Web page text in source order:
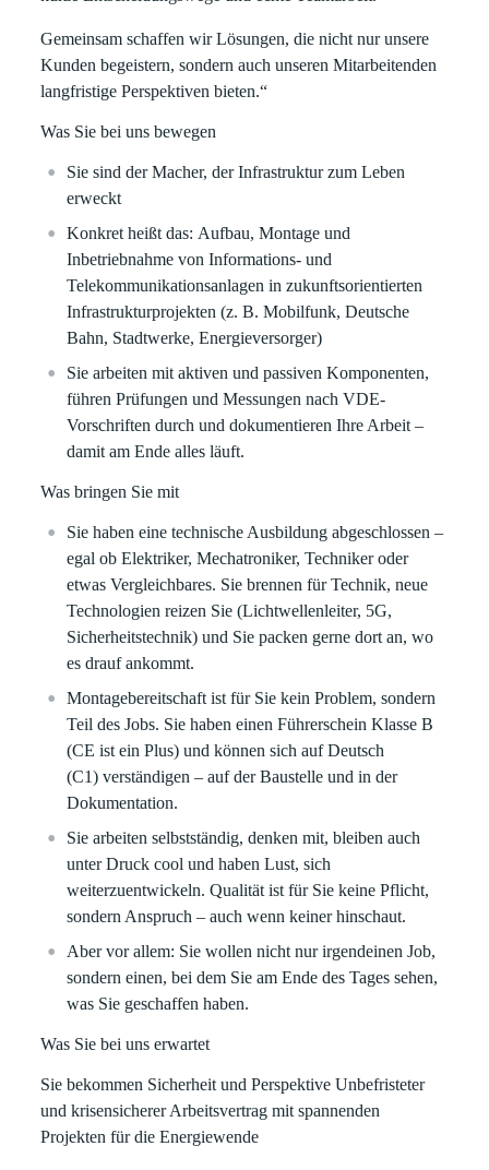
Gemeinsam schaffen wir Lösungen, die nicht nur unsere
Kunden begeistern, sondern auch unseren Mitarbeitenden
langfristige Perspektiven bieten.“
Was Sie bei uns bewegen
Sie sind der Macher, der Infrastruktur zum Leben
erweckt
Konkret heißt das: Aufbau, Montage und
Inbetriebnahme von Informations- und
Telekommunikationsanlagen in zukunftsorientierten
Infrastrukturprojekten (z. B. Mobilfunk, Deutsche
Bahn, Stadtwerke, Energieversorger)
Sie arbeiten mit aktiven und passiven Komponenten,
führen Prüfungen und Messungen nach VDE-
Vorschriften durch und dokumentieren Ihre Arbeit –
damit am Ende alles läuft.
Was bringen Sie mit
Sie haben eine technische Ausbildung abgeschlossen –
egal ob Elektriker, Mechatroniker, Techniker oder
etwas Vergleichbares. Sie brennen für Technik, neue
Technologien reizen Sie (Lichtwellenleiter, 5G,
Sicherheitstechnik) und Sie packen gerne dort an, wo
es drauf ankommt.
Montagebereitschaft ist für Sie kein Problem, sondern
Teil des Jobs. Sie haben einen Führerschein Klasse B
(CE ist ein Plus) und können sich auf Deutsch
(C1) verständigen – auf der Baustelle und in der
Dokumentation.
Sie arbeiten selbstständig, denken mit, bleiben auch
unter Druck cool und haben Lust, sich
weiterzuentwickeln. Qualität ist für Sie keine Pflicht,
sondern Anspruch – auch wenn keiner hinschaut.
Aber vor allem: Sie wollen nicht nur irgendeinen Job,
sondern einen, bei dem Sie am Ende des Tages sehen,
was Sie geschaffen haben.
Was Sie bei uns erwartet
Sie bekommen Sicherheit und Perspektive Unbefristeter
und krisensicherer Arbeitsvertrag mitspannenden
Projekten für dieEnergiewende